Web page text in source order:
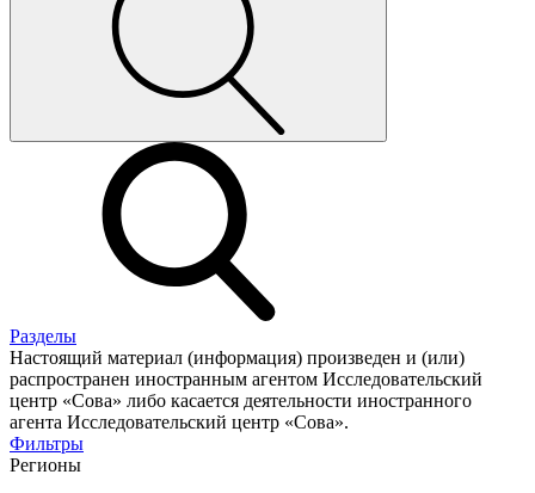
Разделы
Настоящий материал (информация) произведен и (или)
распространен иностранным агентом Исследовательский
центр «Сова» либо касается деятельности иностранного
агента Исследовательский центр «Сова».
Фильтры
Регионы